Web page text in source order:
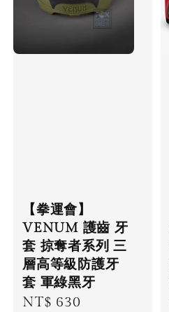
【拳運會】
VENUM 護齒 牙
套 掠奪者系列 三
層高等級防護牙
套 軍綠黑牙
Sale
NT$ 630